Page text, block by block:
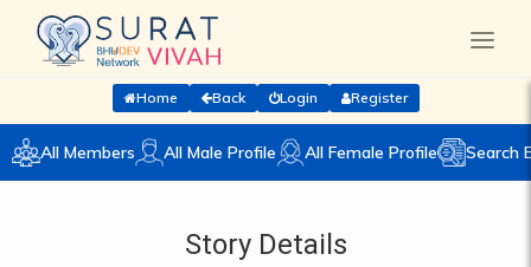
Home Back Login Register
All Members All Male Profile All Female Profile Search
Story Details